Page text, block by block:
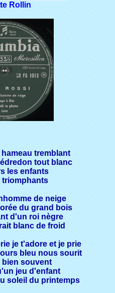
Rollin
tremblant
tout blanc
les enfants
triomphants
de neige
du grand bois
d'un roi nègre
blanc de froid
je t'adore et je prie
bleu nous sourit
bien souvent
jeu d'enfant
soleil du printemps